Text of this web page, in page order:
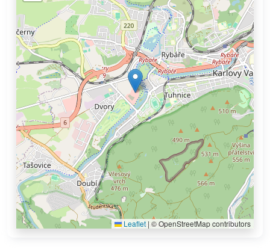
Leaflet|© OpenStreetMap contributors